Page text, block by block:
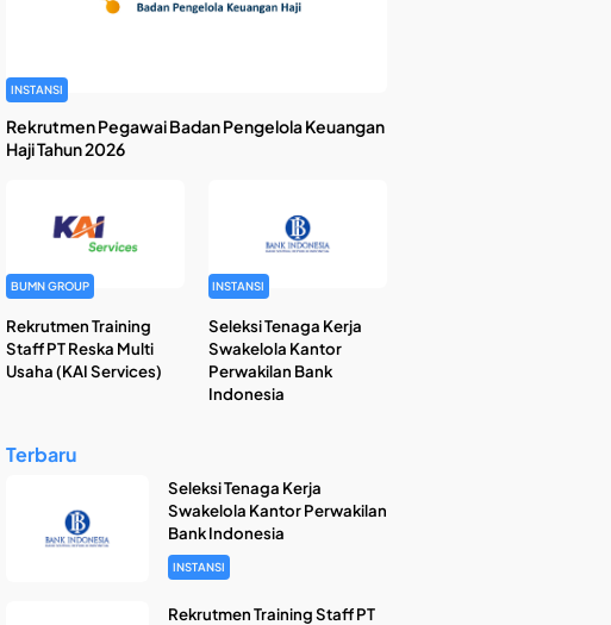
INSTANSI
Rekrutmen Pegawai Badan Pengelola Keuangan
Haji Tahun 2026
BUMN GROUP
Rekrutmen Training
Staff PT Reska Multi
Usaha (KAI Services)
INSTANSI
Seleksi Tenaga Kerja
Swakelola Kantor
Perwakilan Bank
Indonesia
Terbaru
Seleksi Tenaga Kerja
Swakelola Kantor Perwakilan
Bank Indonesia
INSTANSI
Rekrutmen Training Staff PT